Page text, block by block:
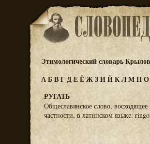
Этимологический словарь
АБВГДЕЁЖЗИЙКЛМНО
РУГАТЬ
Общеславянское слово,
частности, в латинском языке: